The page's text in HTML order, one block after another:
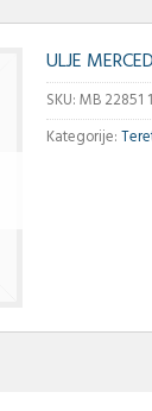
ULJE
SKU:MB 22851
Kategorije: